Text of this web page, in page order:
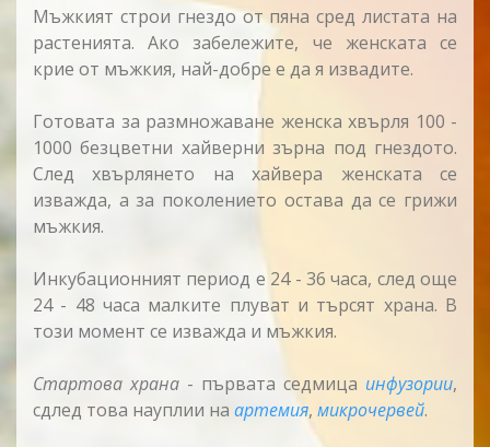
Мъжкият строи гнездо от пяна сред листата на
растенията. Ако забележите, че женската се
крие от мъжкия, най-добре е да я извадите.
Готовата за размножаване женска хвърля 100 -
1000 безцветни хайверни зърна под гнездото.
След хвърлянето на хайвера женската се
изважда, а за поколението остава да се грижи
мъжкия.
Инкубационният период е 24 - 36 часа, след още
24 - 48 часа малките плуват и търсят храна. В
този момент се изважда и мъжкия.
Стартова храна - първата седмица инфузории,
сдлед това науплии на артемия, микрочервей.